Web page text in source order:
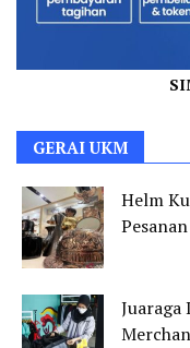
GERAI UKM
Helm
Pesanan
Juaraga